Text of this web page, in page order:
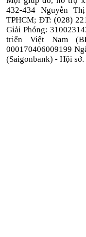
432-434 Nguyễn
TPHCM; ĐT: (028)
Giải Phóng:
triển Việt Nam
000170406009199
(Saigonbank) - Hội